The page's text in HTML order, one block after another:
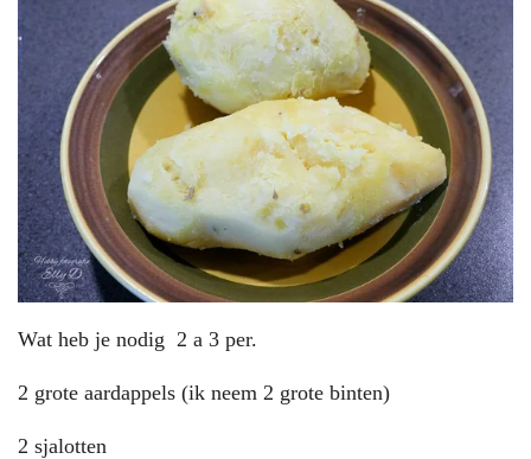
Wat heb je nodig 2 a 3 per.
2 grote aardappels (ik neem 2 grote binten)
2 sjalotten